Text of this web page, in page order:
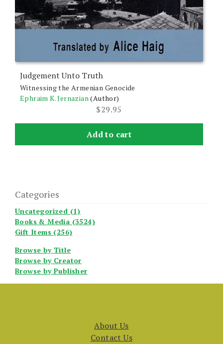
Judgement Unto Truth
Witnessing the Armenian Genocide
Ephraim K. Jernazian (Author)
$29.95
Add to cart
Categories
Uncategorized (1)
Books & Media (3524)
Gift Items (256)
Browse by Title
Browse by Creator
Browse by Publisher
About Us
Contact Us